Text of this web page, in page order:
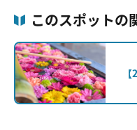
このスポットの